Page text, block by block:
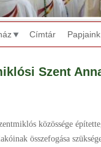
Címtár Papjaink
Szent
közössége
összefogása